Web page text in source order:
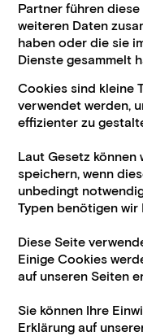
Partner führen
weiteren Daten
haben oder die sie
Dienste gesammelt
Cookies sind kleine
verwendet werden,
effizienter zu
Laut Gesetz können
speichern, wenn
unbedingt
Typen benötigen wir
Diese Seite
Einige Cookies
auf unseren Seiten
Sie können Ihre
Erklärung auf